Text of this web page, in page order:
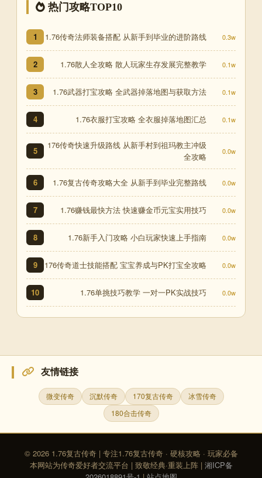
热门攻略TOP10
1 1.76传奇法师装备搭配 从新手到毕业的进阶路线 0.3w
2 1.76散人全攻略 散人玩家生存发展完整教学 0.1w
3 1.76武器打宝攻略 全武器掉落地图与获取方法 0.1w
4 1.76衣服打宝攻略 全衣服掉落地图汇总 0.1w
5
176传奇快速升级路线 从新手村到祖玛教主冲级
全攻略
0.0w
6 1.76复古传奇攻略大全 从新手到毕业完整路线 0.0w
7 1.76赚钱最快方法 快速赚金币元宝实用技巧 0.0w
8 1.76新手入门攻略 小白玩家快速上手指南 0.0w
9 176传奇道士技能搭配 宝宝养成与PK打宝全攻略 0.0w
10 1.76单挑技巧教学 一对一PK实战技巧 0.0w
友情链接
微变传奇 沉默传奇 170复古传奇
冰雪传奇
180合击传奇
© 2026 1.76复古传奇 | 专注1.76复古传奇 · 硬核攻略 · 玩家必备
本网站为传奇爱好者交流平台 | 致敬经典·重装上阵 | 湘ICP备